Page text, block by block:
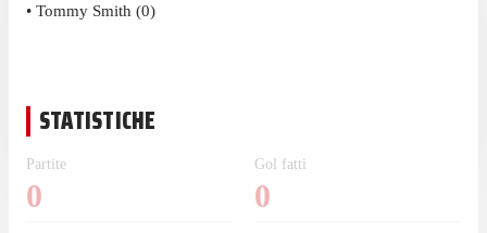
• Tommy Smith (0)
STATISTICHE
Partite
0
Gol fatti
0